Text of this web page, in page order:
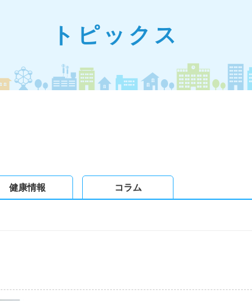
トピックス
健康情報 コラム